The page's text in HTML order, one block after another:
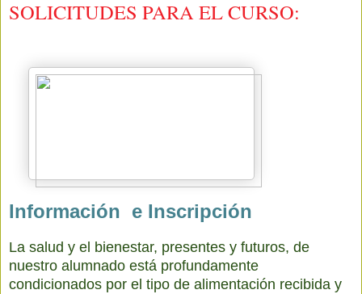
SOLICITUDES PARA EL CURSO:
Información e Inscripción
La salud y el bienestar, presentes y futuros, de
nuestro alumnado está profundamente
condicionados por el tipo de alimentación recibida y